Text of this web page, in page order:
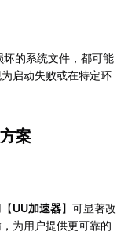
的系统文件，都可能
启动失败或在特定环
案
UU加速器】可显著改
为用户提供更可靠的